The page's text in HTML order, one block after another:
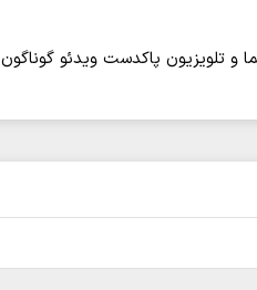
و تلویزیون پاکدست ویدئو گوناگون